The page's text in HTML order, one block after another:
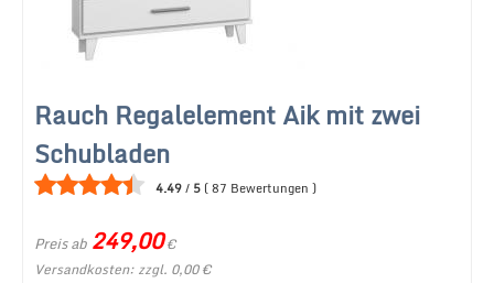
Rauch Regalelement Aik mit zwei
Schubladen
4.49/ 5 (87 Bewertungen )
Preis ab 249,00€
Versandkosten: zzgl. 0,00 €